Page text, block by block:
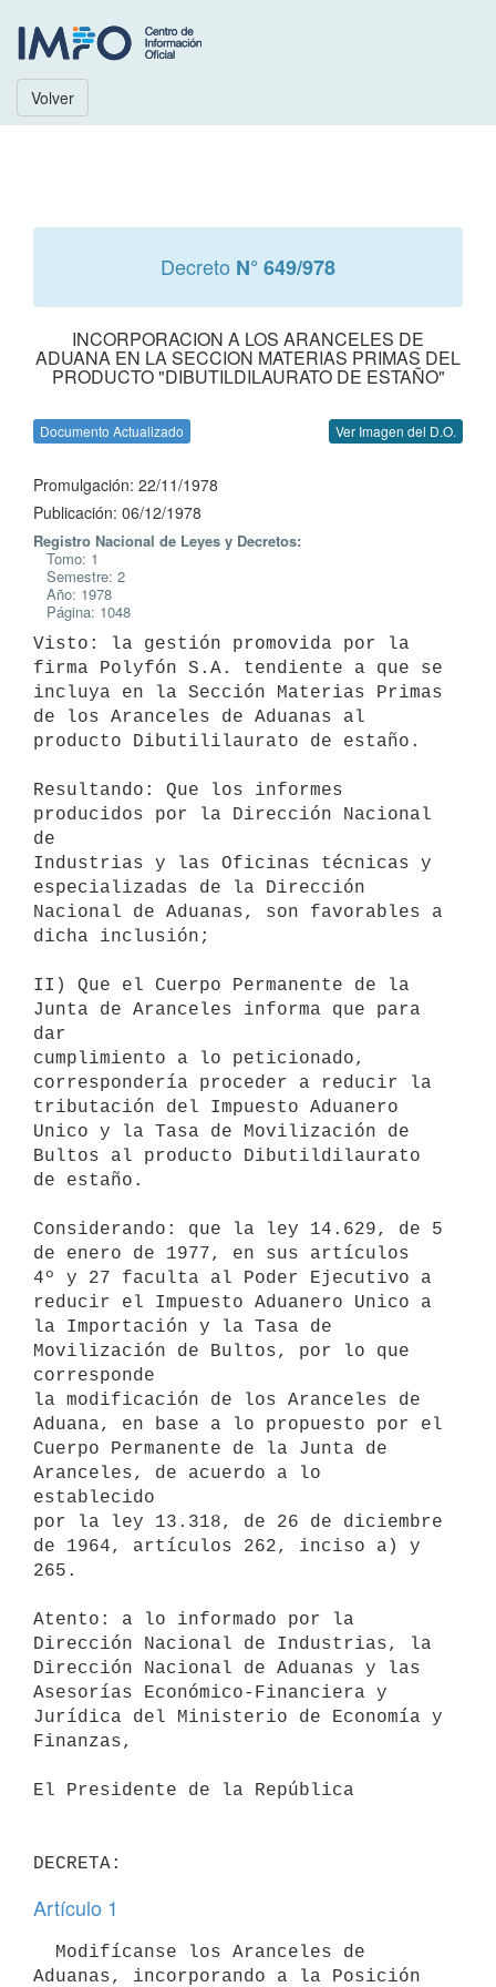
Volver
Decreto N° 649/978
INCORPORACION A LOS ARANCELES DE
ADUANA EN LA SECCION MATERIAS PRIMAS DEL
PRODUCTO "DIBUTILDILAURATO DE ESTAÑO"
Documento Actualizado Ver Imagen del D.O.
Promulgación: 22/11/1978
Publicación: 06/12/1978
Registro Nacional de Leyes y Decretos:
Tomo: 1
Semestre: 2
Año: 1978
Página: 1048
Visto: la gestión promovida por la
firma Polyfón S.A. tendiente a que se
incluya en la Sección Materias Primas
de los Aranceles de Aduanas al
producto Dibutililaurato de estaño.
Resultando: Que los informes
producidos por la Dirección Nacional
de
Industrias y las Oficinas técnicas y
especializadas de la Dirección
Nacional de Aduanas, son favorables a
dicha inclusión;
II) Que el Cuerpo Permanente de la
Junta de Aranceles informa que para
dar
cumplimiento a lo peticionado,
correspondería proceder a reducir la
tributación del Impuesto Aduanero
Unico y la Tasa de Movilización de
Bultos al producto Dibutildilaurato
de estaño.
Considerando: que la ley 14.629, de 5
de enero de 1977, en sus artículos
4º y 27 faculta al Poder Ejecutivo a
reducir el Impuesto Aduanero Unico a
la Importación y la Tasa de
Movilización de Bultos, por lo que
corresponde
la modificación de los Aranceles de
Aduana, en base a lo propuesto por el
Cuerpo Permanente de la Junta de
Aranceles, de acuerdo a lo
establecido
por la ley 13.318, de 26 de diciembre
de 1964, artículos 262, inciso a) y
265.
Atento: a lo informado por la
Dirección Nacional de Industrias, la
Dirección Nacional de Aduanas y las
Asesorías Económico-Financiera y
Jurídica del Ministerio de Economía y
Finanzas,
El Presidente de la República
Artículo 1
Aduanas, incorporando a la Posición